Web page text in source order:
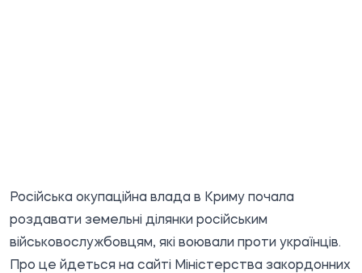
Російська окупаційна влада в Криму почала
роздавати земельні ділянки російським
військовослужбовцям, які воювали проти українців.
Про це йдеться на сайті Міністерства закордонних